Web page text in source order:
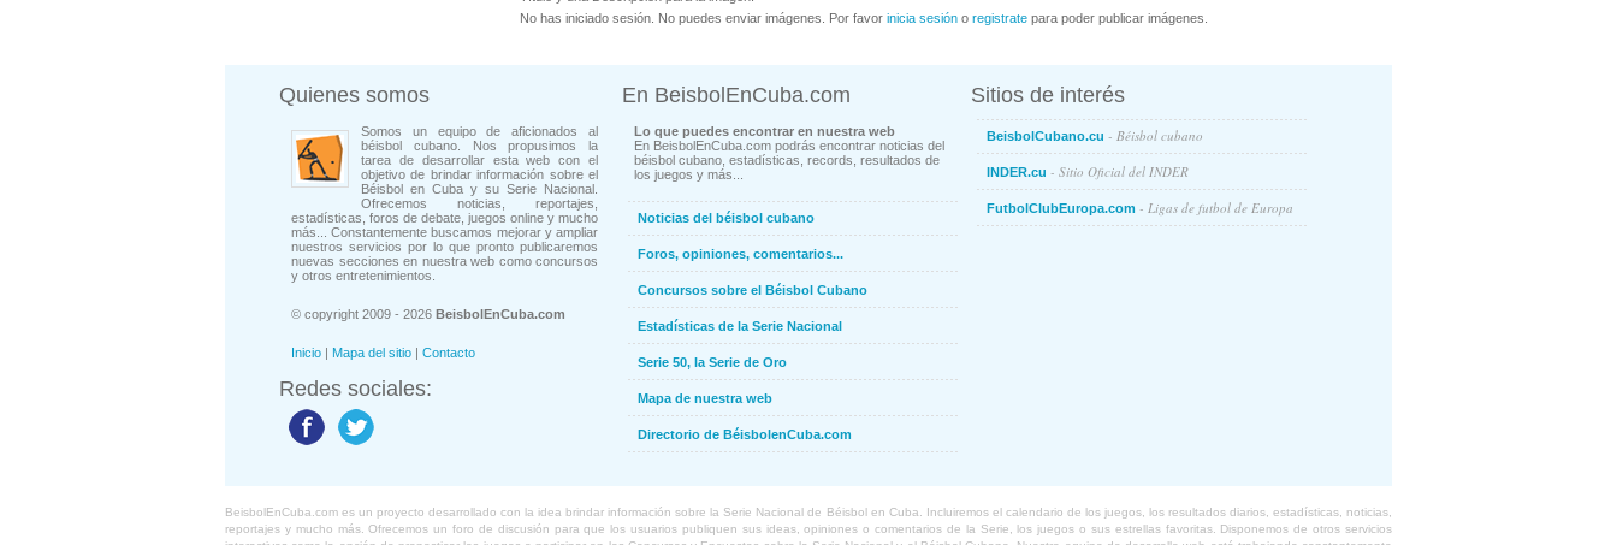
No has iniciado sesión. No puedes enviar imágenes. Por favor inicia sesión o registrate para poder publicar imágenes.
Quienes somos
Somos un equipo de aficionados al
béisbol cubano. Nos propusimos la
tarea de desarrollar esta web con el
objetivo de brindar información sobre el
Béisbol en Cuba y su Serie Nacional.
Ofrecemos noticias, reportajes,
estadísticas, foros de debate, juegos online y mucho
más... Constantemente buscamos mejorar y ampliar
nuestros servicios por lo que pronto publicaremos
nuevas secciones en nuestra web como concursos
y otros entretenimientos.
© copyright 2009 - 2026 BeisbolEnCuba.com
Inicio | Mapa del sitio | Contacto
Redes sociales:
En BeisbolEnCuba.com
Lo que puedes encontrar en nuestra web
En BeisbolEnCuba.com podrás encontrar noticias del
béisbol cubano, estadísticas, records, resultados de
los juegos y más...
Noticias del béisbol cubano
Foros, opiniones, comentarios...
Concursos sobre el Béisbol Cubano
Estadísticas de la Serie Nacional
Serie 50, la Serie de Oro
Mapa de nuestra web
Directorio de BéisbolenCuba.com
Sitios de interés
BeisbolCubano.cu - Béisbol cubano
INDER.cu - Sitio Oficial del INDER
FutbolClubEuropa.com - Ligas de futbol de Europa
BeisbolEnCuba.com es un proyecto desarrollado con la idea brindar información sobre la Serie Nacional de Béisbol en Cuba. Incluiremos el calendario de los juegos, los resultados diarios, estadísticas, noticias,
reportajes y mucho más. Ofrecemos un foro de discusión para que los usuarios publiquen sus ideas, opiniones o comentarios de la Serie, los juegos o sus estrellas favoritas. Disponemos de otros servicios